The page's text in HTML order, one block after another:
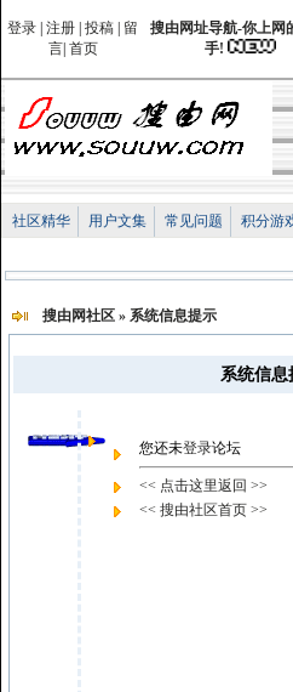
登录 注册 投稿
留
言| 首页
搜由网址导航-你上网
手!
社区精华 用户文集 常见问题 积分游
搜由网社区 » 系统信息提示
系统信息
您还未登录论坛
<< 点击这里返回 >>
<< 搜由社区首页 >>